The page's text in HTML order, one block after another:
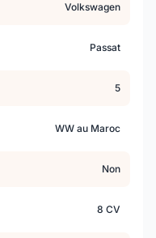
Volkswagen
Passat
5
WW au Maroc
Non
8 CV